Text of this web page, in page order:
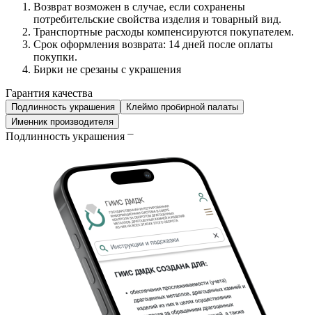
Возврат возможен в случае, если сохранены
потребительские свойства изделия и товарный вид.
Транспортные расходы компенсируются покупателем.
Срок оформления возврата: 14 дней после оплаты
покупки.
Бирки не срезаны с украшения
Гарантия качества
Подлинность украшения
Клеймо пробирной палаты
Именник производителя
Подлинность украшения